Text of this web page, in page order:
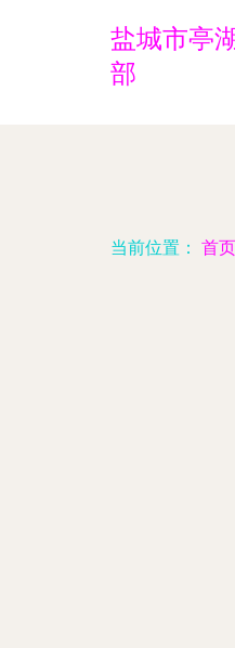
盐城市亭
部
当前位置： 首页